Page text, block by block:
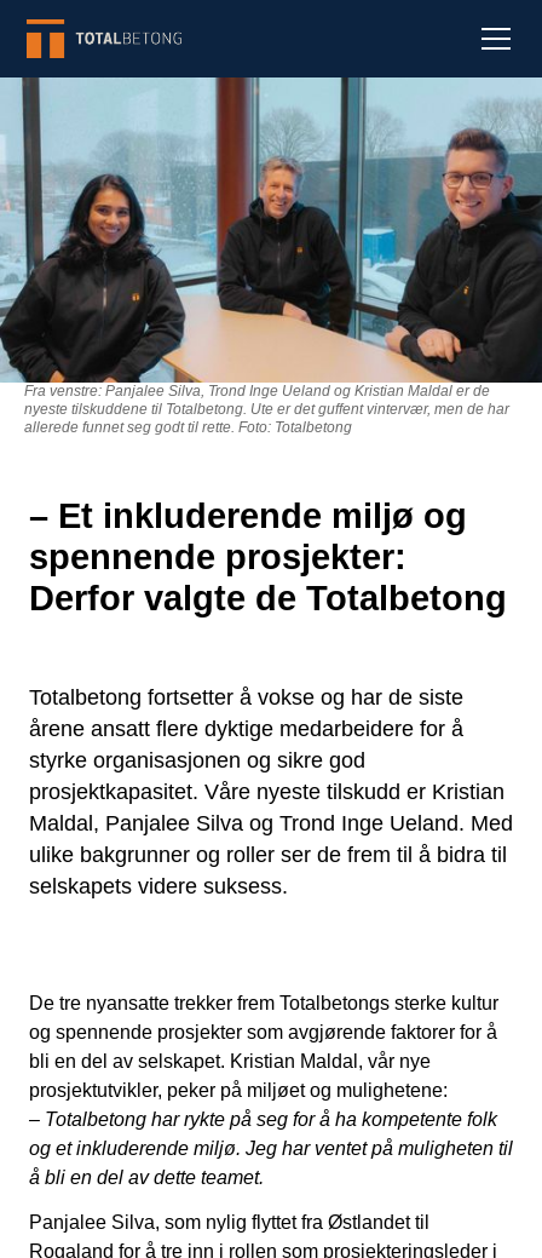
Fra venstre: Panjalee Silva, Trond Inge Ueland og Kristian Maldal er de
nyeste tilskuddene til Totalbetong. Ute er det guffent vintervær, men de har
allerede funnet seg godt til rette. Foto: Totalbetong
– Et inkluderende miljø og
spennende prosjekter:
Derfor valgte de Totalbetong
Totalbetong fortsetter å vokse og har de siste
årene ansatt flere dyktige medarbeidere for å
styrke organisasjonen og sikre god
prosjektkapasitet. Våre nyeste tilskudd er Kristian
Maldal, Panjalee Silva og Trond Inge Ueland. Med
ulike bakgrunner og roller ser de frem til å bidra til
selskapets videre suksess.
De tre nyansatte trekker frem Totalbetongs sterke kultur
og spennende prosjekter som avgjørende faktorer for å
bli en del av selskapet. Kristian Maldal, vår nye
prosjektutvikler, peker på miljøet og mulighetene:
– Totalbetong har rykte på seg for å ha kompetente folk
og et inkluderende miljø. Jeg har ventet på muligheten til
å bli en del av dette teamet.
Panjalee Silva, som nylig flyttet fra Østlandet til
Rogaland for å tre inn i rollen som prosjekteringsleder i